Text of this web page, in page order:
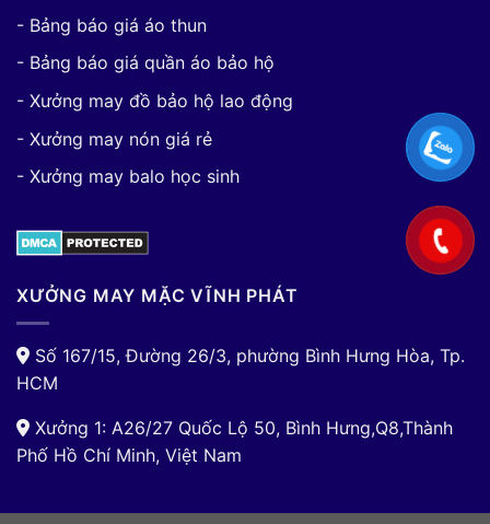
- Bảng báo giá áo thun
- Bảng báo giá quần áo bảo hộ
- Xưởng may đồ bảo hộ lao động
- Xưởng may nón giá rẻ
- Xưởng may balo học sinh
XƯỞNG MAY MẶC VĨNH PHÁT
Số 167/15, Đường 26/3, phường Bình Hưng Hòa, Tp.
HCM
Xưởng 1: A26/27 Quốc Lộ 50, Bình Hưng,Q8,Thành
Phố Hồ Chí Minh, Việt Nam